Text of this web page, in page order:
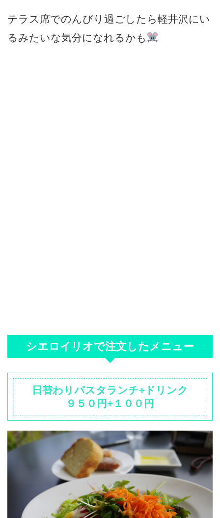
テラス席でのんびり過ごしたら軽井沢にい
るみたいな気分になれるかも
シエロイリオで注文したメニュー
日替わりパスタランチ+ドリンク
９５０円+１００円